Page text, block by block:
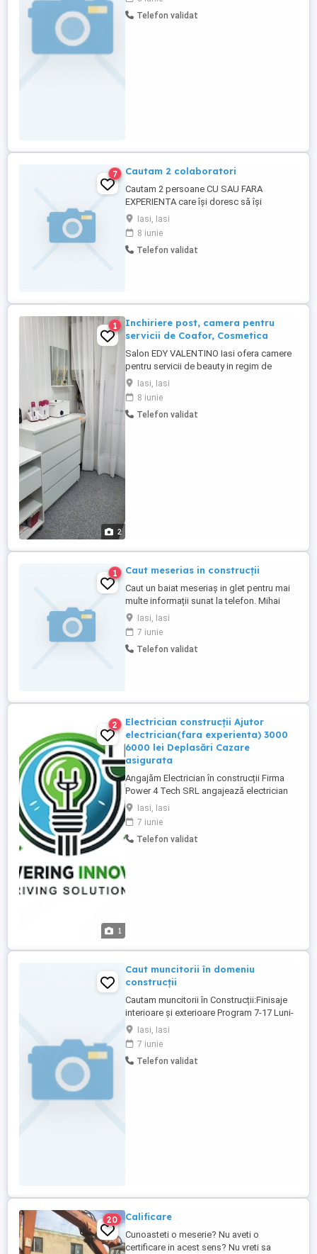
Telefon validat
7 Cautam 2 colaboratori
Cautam 2 persoane CU SAU FARA
EXPERIENTA care își doresc să își
dezvolte o carieră în domeniul asigurărilor
și să devină lideri de succes în cadrul
companiei de brokeraj Destine Broker,
companie aflată în topul companiilor de
Iasi, Iasi
8 iunie
Telefon validat
2
1
Inchiriere post, camera pentru
servicii de Coafor, Cosmetica
Salon EDY VALENTINO Iasi ofera camere
pentru servicii de beauty in regim de
închiriere sau colaborare flexibila PFA SRL:
- 1 camera pentru COSMETICĂ - 1 camera
post lucru COAFOR Zona PODUL ROS
PIATA NICOLINA Salon autorizat, zona
Iasi, Iasi
8 iunie
Telefon validat
1 Caut meserias in construcții
Caut un baiat meseriaș in glet pentru mai
multe informații sunat la telefon. Mihai
Iasi, Iasi
7 iunie
Telefon validat
1
2
Electrician construcții Ajutor
electrician(fara experienta) 3000
6000 lei Deplasări Cazare
asigurata
Angajăm Electrician în construcții Firma
Power 4 Tech SRL angajează electrician
pentru lucrări în domeniul construcțiilor, cu
deplasare. Suntem o companie activă în
domeniul instalațiilor electrice industriale
și proiectelor de construcții, specializată
Iasi, Iasi
7 iunie
Telefon validat
Caut muncitorii în domeniu
construcții
Cautam muncitorii în Construcții:Finisaje
interioare și exterioare Program 7-17 Luni-
vineriIasi, Iasi
7 iunie
Telefon validat
20 Calificare
Cunoasteti o meserie? Nu aveti o
certificare in acest sens? Nu vreti sa